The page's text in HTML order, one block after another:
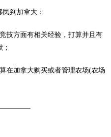
到加拿大：
技方面有相关经验，打算并且有
在加拿大购买或者管理农场(农场